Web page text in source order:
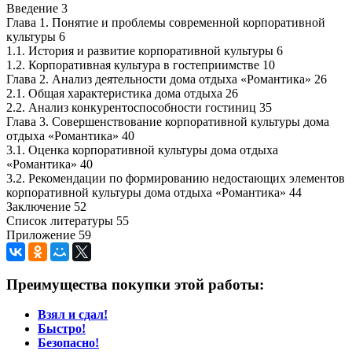
Введение 3
Глава 1. Понятие и проблемы современной корпоративной
культуры 6
1.1. История и развитие корпоративной культуры 6
1.2. Корпоративная культура в гостеприимстве 10
Глава 2. Анализ деятельности дома отдыха «Романтика» 26
2.1. Общая характеристика дома отдыха 26
2.2. Анализ конкурентоспособности гостиниц 35
Глава 3. Совершенствование корпоративной культуры дома
отдыха «Романтика» 40
3.1. Оценка корпоративной культуры дома отдыха
«Романтика» 40
3.2. Рекомендации по формированию недостающих элементов
корпоративной культуры дома отдыха «Романтика» 44
Заключение 52
Список литературы 55
Приложение 59
Преимущества покупки этой работы:
Взял и сдал!
Быстро!
Безопасно!